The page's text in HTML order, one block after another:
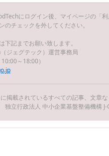
にログイン後、マイページの「
チェックを外してください。
記までお願い致します。
ジェグテック）運営事務局
～18:00）
掲載されているすべての記事、文章
独立行政法人 中小企業基盤整備機構